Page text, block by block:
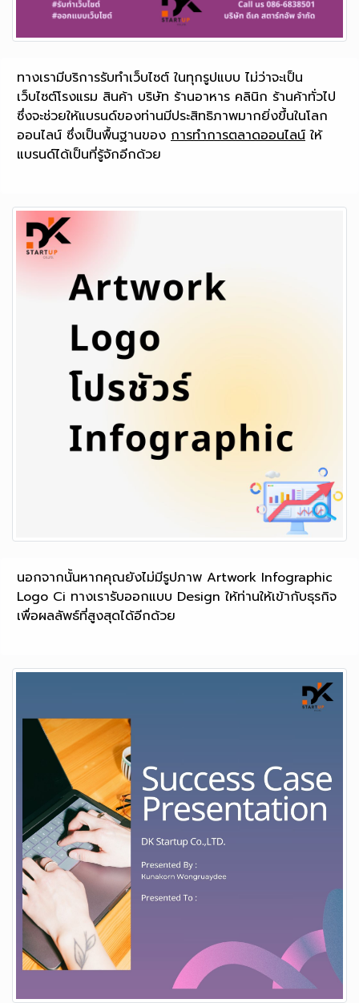
ทางเรามีบริการรับทำเว็บไซต์ ในทุกรูปแบบ ไม่ว่าจะเป็น
เว็บไซต์โรงแรม สินค้า บริษัท ร้านอาหาร คลินิก ร้านค้าทั่วไป
ซึ่งจะช่วยให้แบรนด์ของท่านมีประสิทธิภาพมากยิ่งขึ้นในโลก
ออนไลน์ ซึ่งเป็นพื้นฐานของ การทำการตลาดออนไลน์ ให้
แบรนด์ได้เป็นที่รู้จักอีกด้วย
นอกจากนั้นหากคุณยังไม่มีรูปภาพ Artwork Infographic
Logo Ci ทางเรารับออกแบบ Design ให้ท่านให้เข้ากับธุรกิจ
เพื่อผลลัพธ์ที่สูงสุดได้อีกด้วย